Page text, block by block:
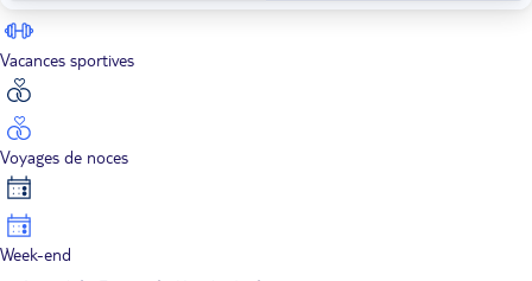
Vacances sportives
Voyages de noces
Week-end